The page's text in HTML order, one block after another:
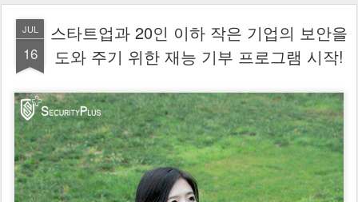
JUL
16
스타트업과 20인 이하 작은 기업의 보안을
도와 주기 위한 재능 기부 프로그램 시작!